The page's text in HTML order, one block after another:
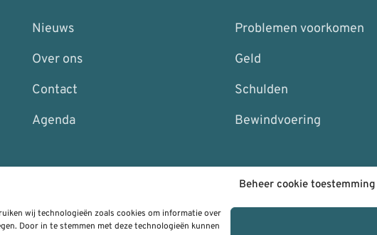
Beheer cookie toestemming
wij technologieën zoals cookies om informatie over
Door in te stemmen met deze technologieën kunnen
Nieuws
Over ons
Contact
Agenda
Problemen voorkomen
Geld
Schulden
Bewindvoering